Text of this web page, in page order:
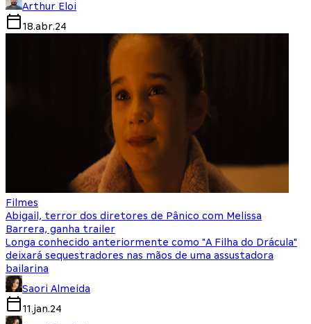
Arthur Eloi
18.abr.24
Filmes
Abigail, terror dos diretores de Pânico com Melissa
Barrera, ganha trailer
Longa conhecido anteriormente como "A Filha do Drácula"
deixará sequestradores nas mãos de uma assustadora
bailarina
Saori Almeida
11.jan.24